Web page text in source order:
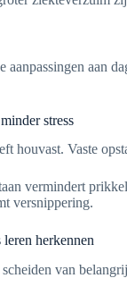
aanpassingen aan
stress
houvast. Vaste
vermindert
versnippering.
herkennen
van